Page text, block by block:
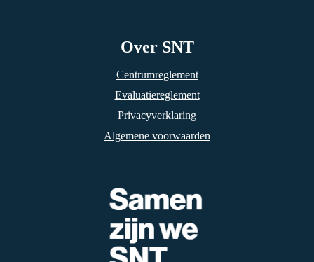
Over SNT
Centrumreglement
Evaluatiereglement
Privacyverklaring
Algemene voorwaarden